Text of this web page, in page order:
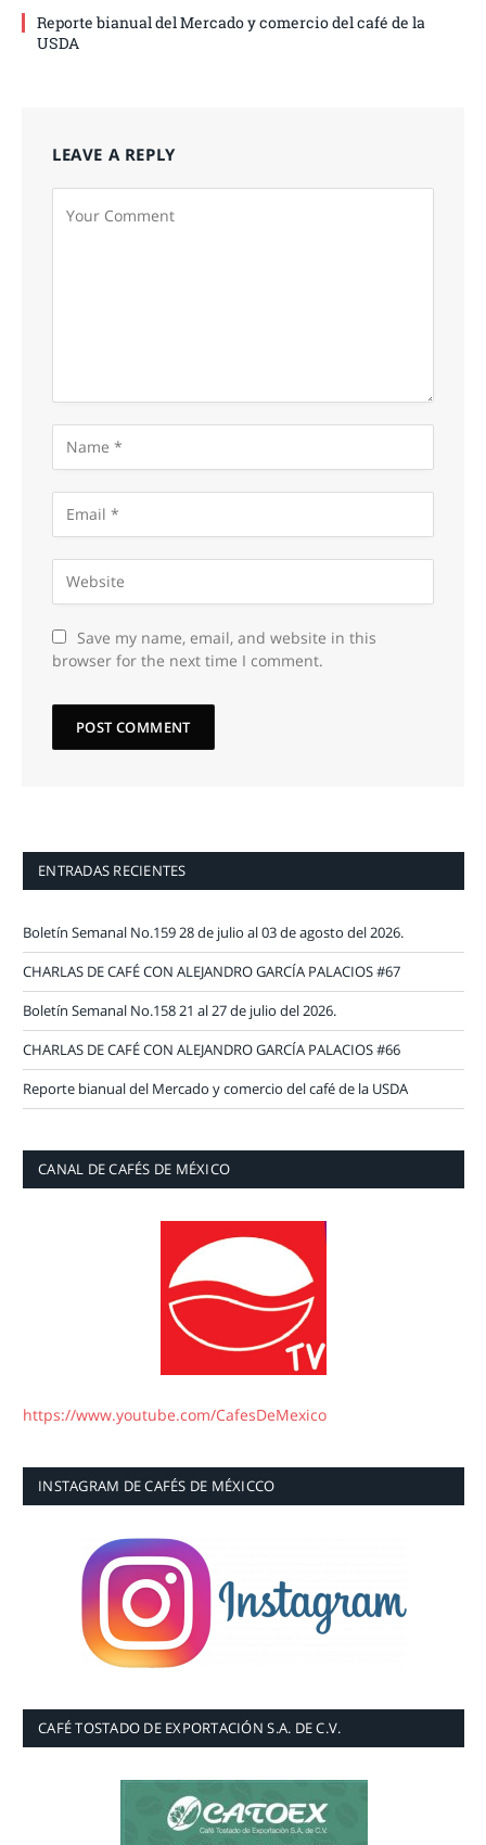
Reporte bianual del Mercado y comercio del café de la
USDA
LEAVE A REPLY
Save my name, email, and website in this
browser for the next time I comment.
ENTRADAS RECIENTES
Boletín Semanal No.159 28 de julio al 03 de agosto del 2026.
CHARLAS DE CAFÉ CON ALEJANDRO GARCÍA PALACIOS #67
Boletín Semanal No.158 21 al 27 de julio del 2026.
CHARLAS DE CAFÉ CON ALEJANDRO GARCÍA PALACIOS #66
Reporte bianual del Mercado y comercio del café de la USDA
CANAL DE CAFÉS DE MÉXICO
https://www.youtube.com/CafesDeMexico
INSTAGRAM DE CAFÉS DE MÉXICCO
CAFÉ TOSTADO DE EXPORTACIÓN S.A. DE C.V.